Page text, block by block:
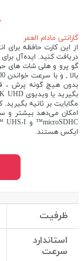
گارانتی مادام العمر
بدون هیچ گونه پرش ،
ایکس هستند.
ظرفیت
استاندارد
سرعت